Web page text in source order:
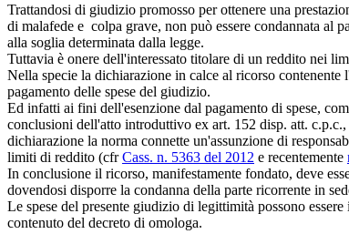
Trattandosi di giudizio promosso per ottenere una
di malafede e colpa grave, non può essere condannata al
alla soglia determinata dalla legge.
Tuttavia è onere dell'interessato titolare di un reddito nei
Nella specie la dichiarazione in calce al ricorso
pagamento delle spese del giudizio.
Ed infatti ai fini dell'esenzione dal pagamento di spese,
conclusioni dell'atto introduttivo ex art. 152 disp. att.
dichiarazione la norma connette un'assunzione di
limiti di reddito (cfrCass. n. 5363 del 2012 e recentemente
In conclusione il ricorso, manifestamente fondato, deve
dovendosi disporre la condanna della parte ricorrente in
Le spese del presente giudizio di legittimità possono
contenuto del decreto di omologa.